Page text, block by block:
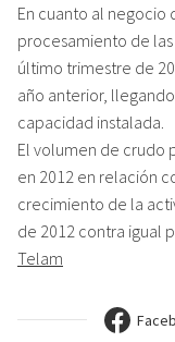
En cuanto al
procesamiento de
último trimestre de
año anterior,
capacidad instalada.
El volumen de crudo
en 2012 en relación
crecimiento de la
de 2012 contra igual
Telam